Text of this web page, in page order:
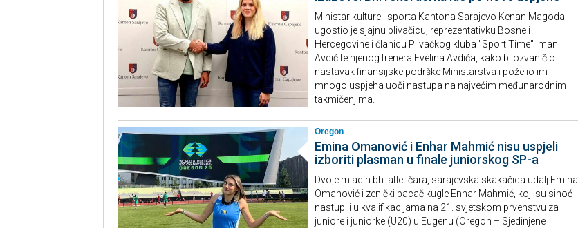
Ministar kulture i sporta Kantona Sarajevo Kenan Magoda
ugostio je sjajnu plivačicu, reprezentativku Bosne i
Hercegovine i članicu Plivačkog kluba "Sport Time" Iman
Avdić te njenog trenera Evelina Avdića, kako bi ozvaničio
nastavak finansijske podrške Ministarstva i poželio im
mnogo uspjeha uoči nastupa na najvećim međunarodnim
takmičenjima.
Oregon
Emina Omanović i Enhar Mahmić nisu uspjeli
izboriti plasman u finale juniorskog SP-a
Dvoje mladih bh. atletičara, sarajevska skakačica udalj Emina
Omanović i zenički bacač kugle Enhar Mahmić, koji su sinoć
nastupili u kvalifikacijama na 21. svjetskom prvenstvu za
juniore i juniorke (U20) u Eugenu (Oregon – Sjedinjene